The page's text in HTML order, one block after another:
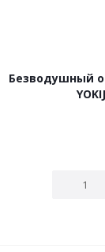
Безводушный